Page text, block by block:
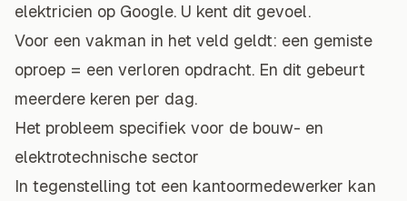
elektricien op Google. U kent dit gevoel.
Voor een vakman in het veld geldt: een gemiste
oproep = een verloren opdracht. En dit gebeurt
meerdere keren per dag.
Het probleem specifiek voor de bouw- en
elektrotechnische sector
In tegenstelling tot een kantoormedewerker kan